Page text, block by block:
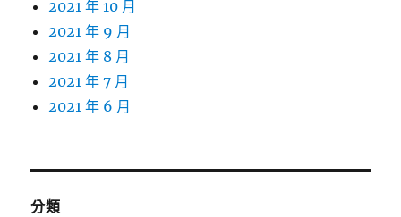
2021 年 10 月
2021 年 9 月
2021 年 8 月
2021 年 7 月
2021 年 6 月
分類